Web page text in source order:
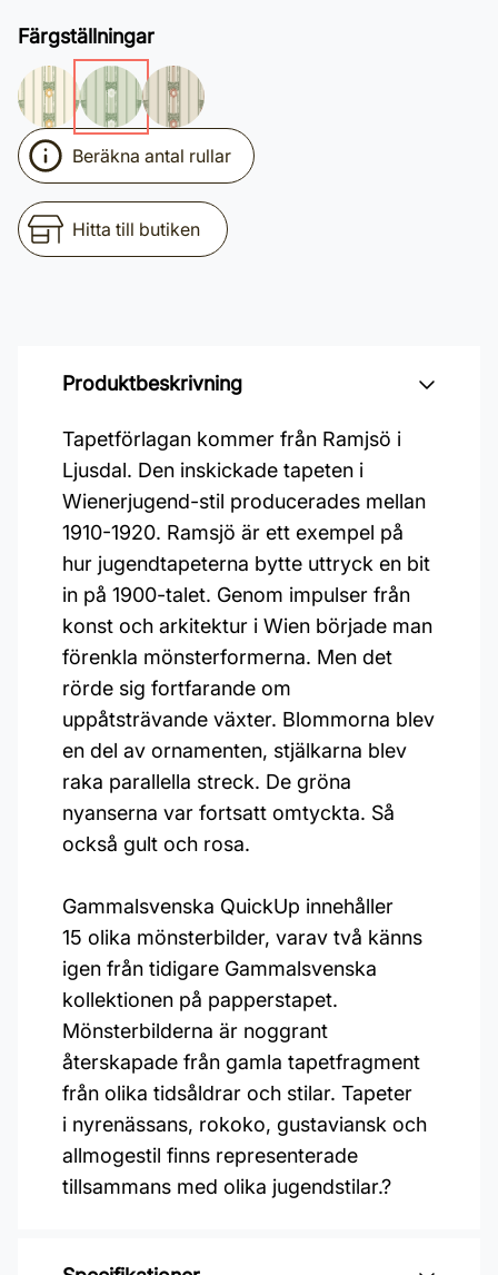
Färgställningar
Beräkna antal rullar
Hitta till butiken
Produktbeskrivning
Tapetförlagan kommer från Ramjsö i
Ljusdal. Den inskickade tapeten i
Wienerjugend-stil producerades mellan
1910-1920. Ramsjö är ett exempel på
hur jugendtapeterna bytte uttryck en bit
in på 1900-talet. Genom impulser från
konst och arkitektur i Wien började man
förenkla mönsterformerna. Men det
rörde sig fortfarande om
uppåtsträvande växter. Blommorna blev
en del av ornamenten, stjälkarna blev
raka parallella streck. De gröna
nyanserna var fortsatt omtyckta. Så
också gult och rosa.
Gammalsvenska QuickUp innehåller
15 olika mönsterbilder, varav två känns
igen från tidigare Gammalsvenska
kollektionen på papperstapet.
Mönsterbilderna är noggrant
återskapade från gamla tapetfragment
från olika tidsåldrar och stilar. Tapeter
i nyrenässans, rokoko, gustaviansk och
allmogestil finns representerade
tillsammans med olika jugendstilar.?